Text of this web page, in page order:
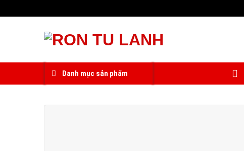
to
Danh mục sản phẩm